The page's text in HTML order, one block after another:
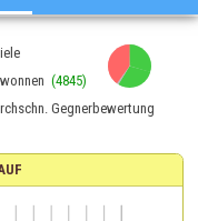
(4845)
Gegnerbewertung